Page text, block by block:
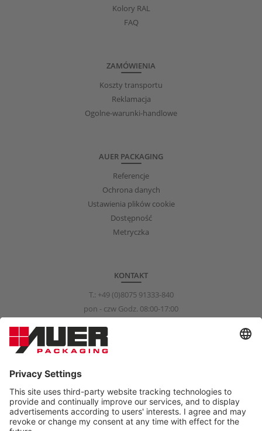
Kolory RAL
FAQ
ZAMÓWIENIA
Koszty transportu
Reklamacja
Ogolne-warunki-handlowe
AUER PACKAGING
Referencje
Ochrona danych
Ustawienia plików cookie
Dostępność
Metryczka
KONTAKT
T.: +49 (0)8075 91333-840
pon - czw Godz. 08:00-17:00
info@auer-packaging.com